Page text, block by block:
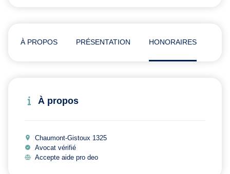
À PROPOS PRÉSENTATION HONORAIRES
À propos
Chaumont-Gistoux 1325
Avocat vérifié
Accepte aide pro deo